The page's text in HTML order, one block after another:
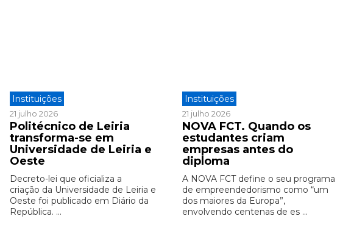
Instituições
21 julho 2026
Politécnico de Leiria
transforma-se em
Universidade de Leiria e
Oeste
Decreto-lei que oficializa a
criação da Universidade de Leiria e
Oeste foi publicado em Diário da
República. ...
Instituições
21 julho 2026
NOVA FCT. Quando os
estudantes criam
empresas antes do
diploma
A NOVA FCT define o seu programa
de empreendedorismo como “um
dos maiores da Europa”,
envolvendo centenas de es ...